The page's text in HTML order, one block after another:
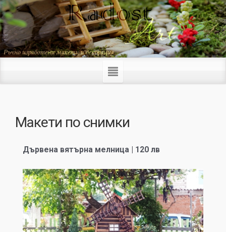
Макети по снимки
Дървена вятърна мелница | 120 лв